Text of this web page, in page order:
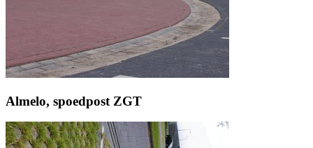
Almelo, spoedpost ZGT